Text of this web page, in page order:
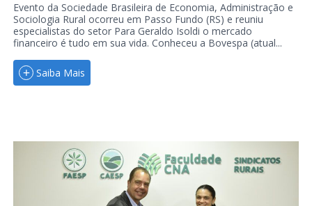
Evento da Sociedade Brasileira de Economia, Administração e
Sociologia Rural ocorreu em Passo Fundo (RS) e reuniu
especialistas do setor Para Geraldo Isoldi o mercado
financeiro é tudo em sua vida. Conheceu a Bovespa (atual...
Saiba Mais